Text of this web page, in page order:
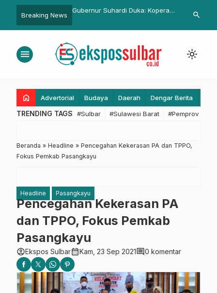
Breaking News
Suhardi Duka: Koperasi
Bentuk Perlindungan
agar Tak Terjerat
Juarai Pengelolaan Anggaran,
Umrah Gratis
Penataan
Lakejo
search
menu light_mode
home Advertorial Budaya Daerah Dengar Berita
TRENDING TAGS #Sulbar #Sulawesi Barat #Pemprov
Beranda » Headline » Pencegahan Kekerasan PA dan TPPO,
Fokus Pemkab Pasangkayu
Headline Pasangkayu
Pencegahan Kekerasan PA
dan TPPO, Fokus Pemkab
Pasangkayu
account_circleEkspos Sulbarcalendar_monthKam, 23 Sep 2021comment0 komentar